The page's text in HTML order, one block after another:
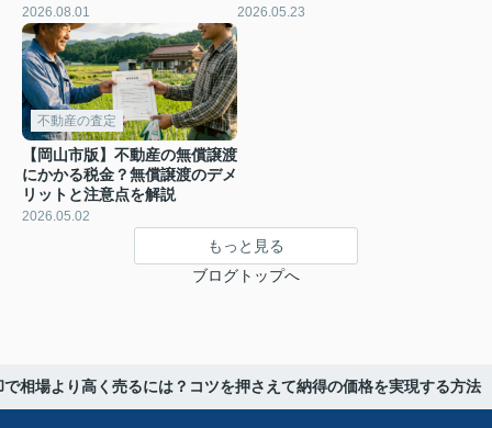
2026.08.01 2026.05.23
不動産の査定
【岡山市版】不動産の無償譲渡
にかかる税金？無償譲渡のデメ
リットと注意点を解説
2026.05.02
もっと見る
ブログトップへ
相場より高く売るには？コツを押さえて納得の価格を実現する方法